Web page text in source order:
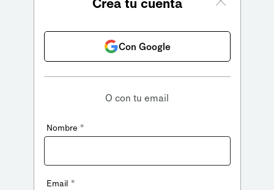
Creá tu cuenta
Con Google
O con tu email
Nombre *
Email *